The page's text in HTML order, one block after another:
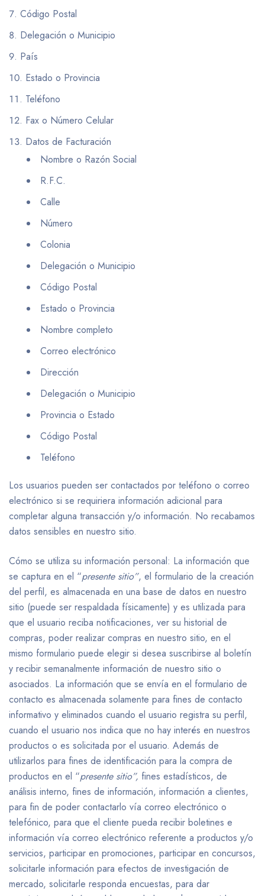
Código Postal
Delegación o Municipio
País
Estado o Provincia
Teléfono
Fax o Número Celular
Datos de Facturación
Nombre o Razón Social
R.F.C.
Calle
Número
Colonia
Delegación o Municipio
Código Postal
Estado o Provincia
Nombre completo
Correo electrónico
Dirección
Delegación o Municipio
Provincia o Estado
Código Postal
Teléfono
Los usuarios pueden ser contactados por teléfono o correo
electrónico si se requiriera información adicional para
completar alguna transacción y/o información. No recabamos
datos sensibles en nuestro sitio.
Cómo se utiliza su información personal: La información que
se captura en el “presente sitio”, el formulario de la creación
del perfil, es almacenada en una base de datos en nuestro
sitio (puede ser respaldada físicamente) y es utilizada para
que el usuario reciba notificaciones, ver su historial de
compras, poder realizar compras en nuestro sitio, en el
mismo formulario puede elegir si desea suscribirse al boletín
y recibir semanalmente información de nuestro sitio o
asociados. La información que se envía en el formulario de
contacto es almacenada solamente para fines de contacto
informativo y eliminados cuando el usuario registra su perfil,
cuando el usuario nos indica que no hay interés en nuestros
productos o es solicitada por el usuario. Además de
utilizarlos para fines de identificación para la compra de
productos en el “presente sitio”, fines estadísticos, de
análisis interno, fines de información, información a clientes,
para fin de poder contactarlo vía correo electrónico o
telefónico, para que el cliente pueda recibir boletines e
información vía correo electrónico referente a productos y/o
servicios, participar en promociones, participar en concursos,
solicitarle información para efectos de investigación de
mercado, solicitarle responda encuestas, para dar